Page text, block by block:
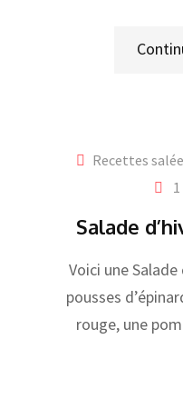
Recettes
Salade
Voici une Salade
pousses
rouge, une